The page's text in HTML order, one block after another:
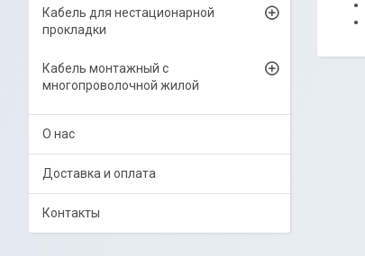
Кабель для нестационарной
прокладки
Кабель монтажный с
многопроволочной жилой
О нас
Доставка и оплата
Контакты